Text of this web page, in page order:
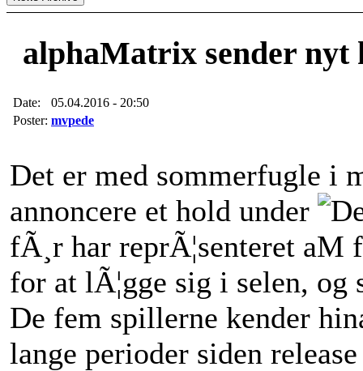
alphaMatrix sender
Date:
05.04.2016 - 20:50
Poster: mvpede
Det er med sommerfugle i
annoncere et hold under
fÃ¸r har reprÃ¦senteret aM
for at lÃ¦gge sig i selen,
De fem spillerne kender
lange perioder siden